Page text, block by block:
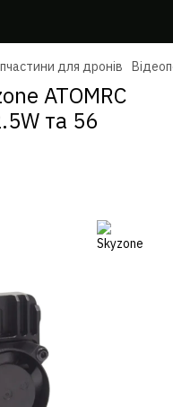
для дронів
ATOMRC
та 56